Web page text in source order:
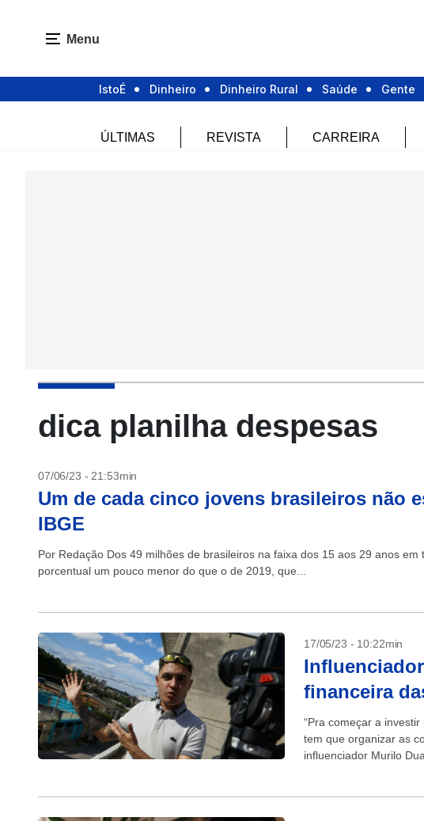
Menu
IstoÉ Dinheiro Dinheiro Rural Saúde Gente
ÚLTIMAS REVISTA CARREIRA
dica planilha despesas
07/06/23 - 21:53min
Um de cada cinco jovens brasileiros não
IBGE
Por Redação Dos 49 milhões de brasileiros na faixa dos 15 aos 29 anos
porcentual um pouco menor do que o de 2019, que...
17/05/23 - 10:22min
financeira
“Pra começar a
tem que organizar as
influenciador Murilo